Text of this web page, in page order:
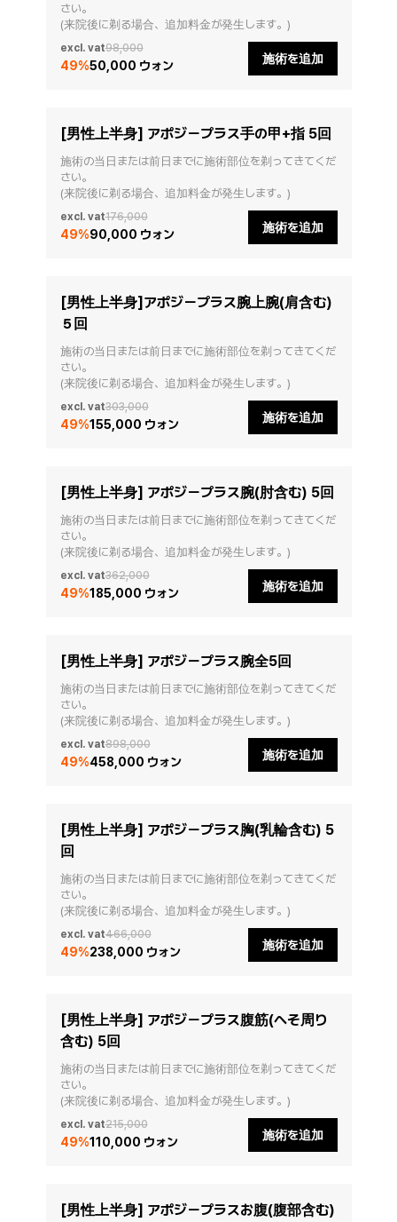
さい。
(来院後に剃る場合、追加料金が発生します。)
excl. vat98,000
49%50,000 ウォン 施術を追加
[男性上半身] アポジープラス手の甲+指 5回
施術の当日または前日までに施術部位を剃ってきてくだ
さい。
(来院後に剃る場合、追加料金が発生します。)
excl. vat176,000
49%90,000 ウォン 施術を追加
[男性上半身]アポジープラス腕上腕(肩含む)
５回
施術の当日または前日までに施術部位を剃ってきてくだ
さい。
(来院後に剃る場合、追加料金が発生します。)
excl. vat303,000
49%155,000 ウォン 施術を追加
[男性上半身] アポジープラス腕(肘含む) 5回
施術の当日または前日までに施術部位を剃ってきてくだ
さい。
(来院後に剃る場合、追加料金が発生します。)
excl. vat362,000
49%185,000 ウォン 施術を追加
[男性上半身] アポジープラス腕全5回
施術の当日または前日までに施術部位を剃ってきてくだ
さい。
(来院後に剃る場合、追加料金が発生します。)
excl. vat898,000
49%458,000 ウォン 施術を追加
[男性上半身] アポジープラス胸(乳輪含む) 5
回
施術の当日または前日までに施術部位を剃ってきてくだ
さい。
(来院後に剃る場合、追加料金が発生します。)
excl. vat466,000
49%238,000 ウォン 施術を追加
[男性上半身] アポジープラス腹筋(へそ周り
含む) 5回
施術の当日または前日までに施術部位を剃ってきてくだ
さい。
(来院後に剃る場合、追加料金が発生します。)
excl. vat215,000
49%110,000 ウォン 施術を追加
[男性上半身] アポジープラスお腹(腹部含む)